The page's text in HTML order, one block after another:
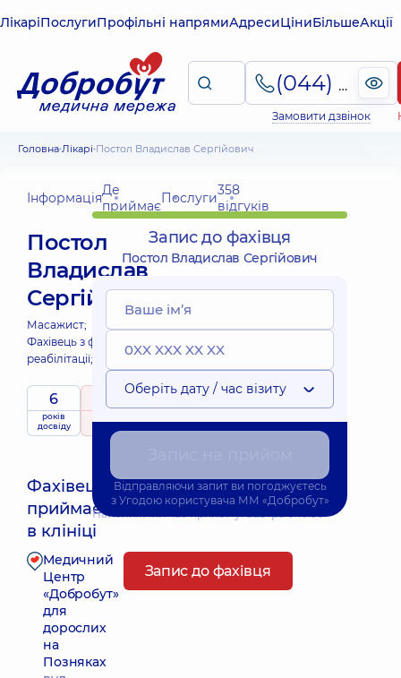
ЛікаріПослугиПрофільні напрямиАдресиЦіниБільшеАкції
(044) 495-2-888
Замовити дзвінок
Головна Лікарі Постол Владислав Сергійович
ІнформаціяДе
приймаєПослуги358
відгуків
Постол
Владислав
Сергійович
Масажист;
Фахівець з фізичної
реабілітації;
6
років
досвіду
5 / 5
Фахівець
приймає
в клініці
Найближчий час прийому: Завтра о 10:30
Медичний
Центр
«Добробут»
для
дорослих
на
Позняках
Запис до фахівця
Запис до фахівця
Постол Владислав Сергійович
Оберіть дату / час візиту
Відправляючи запит ви погоджуєтесь
з Угодою користувача ММ «Добробут»